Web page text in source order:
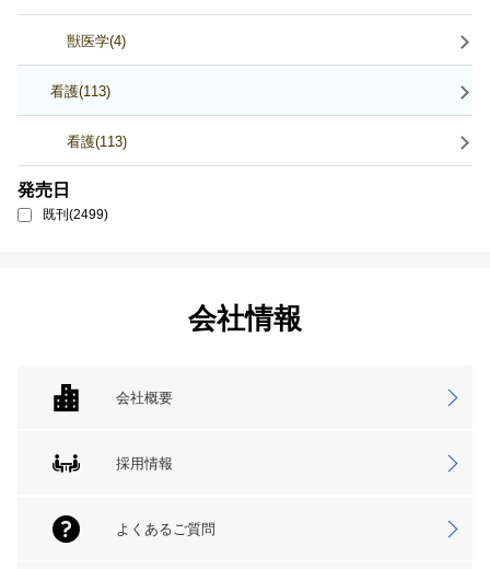
獣医学(4)
看護(113)
看護(113)
発売日
既刊(2499)
会社情報
会社概要
採用情報
よくあるご質問